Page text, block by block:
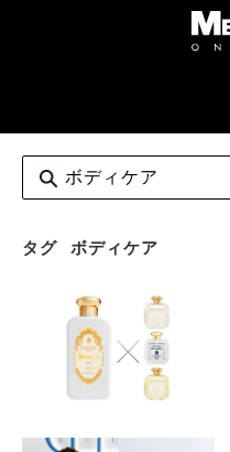
タグ ボディケア
FASHION
WATCH
LIFESTYLE
COLUMN
MAGAZINE